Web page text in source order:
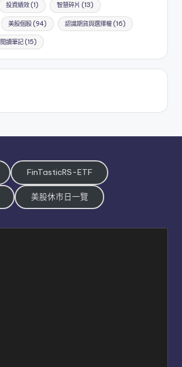
投資績效(1) 智慧碎片 (13)
美股個股(94) 認識期貨與選擇權(16)
閱讀筆記(15)
FinTasticRS-ETF
美股休市日一覽